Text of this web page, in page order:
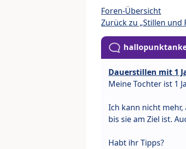
Foren-Übersicht
Zurück zu „Stillen und
Dauerstillen mit 1
Meine Tochter ist 1
Ich kann nicht
bis sie am Ziel ist.
Habt ihr Tipps?